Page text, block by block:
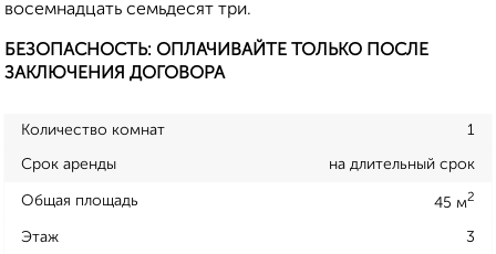
восемнадцать семьдесят три.
БЕЗОПАСНОСТЬ: ОПЛАЧИВАЙТЕ ТОЛЬКО ПОСЛЕ
ЗАКЛЮЧЕНИЯ ДОГОВОРА
Количество комнат 1
Срок аренды на длительный срок
Общая площадь 45 м2
Этаж 3